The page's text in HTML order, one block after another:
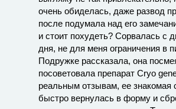
очень обиделась, даже развод
после подумала над его
и стоит похудеть? Сорвалась с
дня, не для меня ограничения в
Подружке рассказала, она
посоветовала препарат Cryo
реальным отзывам, ее знакомая
быстро вернулась в форму и